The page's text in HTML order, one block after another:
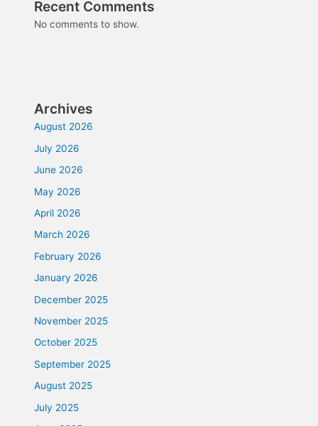
Recent Comments
No comments to show.
Archives
August 2026
July 2026
June 2026
May 2026
April 2026
March 2026
February 2026
January 2026
December 2025
November 2025
October 2025
September 2025
August 2025
July 2025